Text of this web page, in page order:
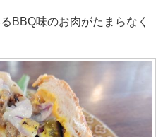
BBQ味のお肉がたまらなく